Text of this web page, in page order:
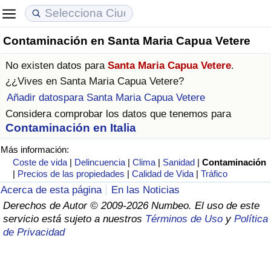
Contaminación en Santa Maria Capua Vetere
No existen datos para Santa Maria Capua Vetere.
¿¿Vives en Santa Maria Capua Vetere?
Añadir datospara Santa Maria Capua Vetere
Considera comprobar los datos que tenemos para
Contaminación en Italia
Más información:
Coste de vida | Delincuencia |Clima | Sanidad |Contaminación
| Precios de las propiedades |Calidad de Vida |Tráfico
Acerca de esta página
En las Noticias
Derechos de Autor © 2009-2026 Numbeo. El uso de este
servicio está sujeto a nuestros Términos de Uso y Política
de Privacidad
Coste de vida
Índice de Costo de Vida (Actual)
Índice de Costo de Vida
Índice de costo de vida por país
en aqaba
Precios de las propiedades
Índice de Precios de Inmuebles (Actual)
Índice de Precios de Inmuebles
Índice de Precios de Inmuebles por País
Calidad de Vida
Índice de Calidad de Vida
Índice de Calidad de Vida (Actual)
Índice de calidad de vida por país
Delincuencia
Calificación del Índice de Criminalidad
(Actual)